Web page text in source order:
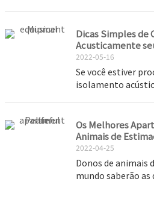
Dicas Simples de
Acusticamente
2022-05-16
Se você estiver
isolamento
Os Melhores
Animais de
2022-04-25
Donos de animais
mundo saberão